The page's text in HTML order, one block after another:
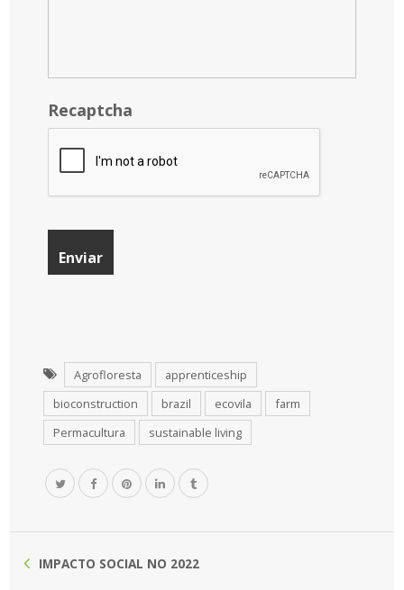
Recaptcha
Agrofloresta
apprenticeship
bioconstruction
brazil ecovila
farm
Permacultura
sustainable living
IMPACTO SOCIAL NO 2022